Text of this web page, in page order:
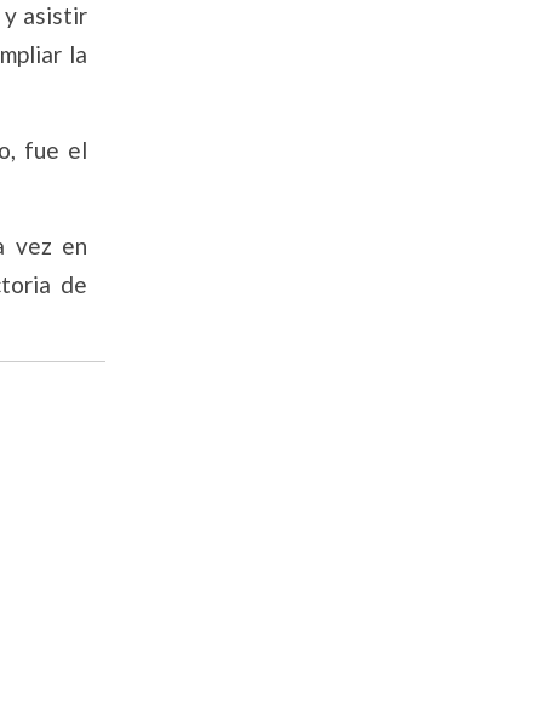
y asistir
la
fue el
vez en
de